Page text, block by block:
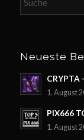
Neueste
CRYPTA
1. August
PIX666
1. August